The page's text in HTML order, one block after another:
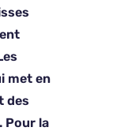
met en
des
Pour la